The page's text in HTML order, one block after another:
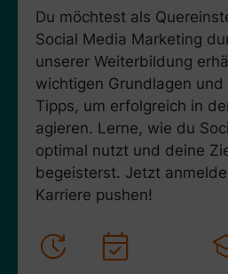
Du möchtest als
Social Media Marketing
unserer Weiterbildung
wichtigen Grundlagen
Tipps, um erfolgreich in
agieren. Lerne, wie du
optimal nutzt und deine
begeisterst. Jetzt
Karriere pushen!